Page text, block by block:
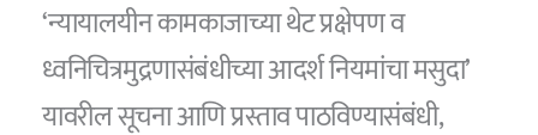
‘न्यायालयीन कामकाजाच्या थेट प्रक्षेपण व
ध्वनिचित्रमुद्रणासंबंधीच्या आदर्श नियमांचा मसुदा’
यावरील सूचना आणि प्रस्ताव पाठविण्यासंबंधी,